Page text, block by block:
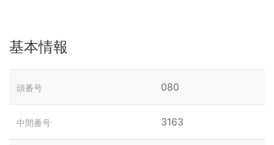
基本情報
頭番号 080
中間番号 3163